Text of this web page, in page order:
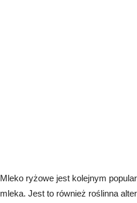
Mleko ryżowe jest kolejnym
mleka. Jest to również roślinna